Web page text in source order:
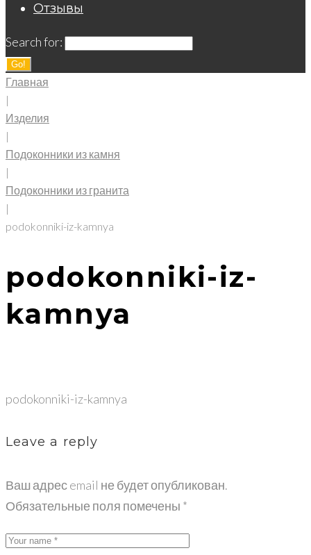
Отзывы
Search for:
Go!
Главная
|
Изделия
|
Подоконники из камня
|
Подоконники из гранита
|
podokonniki-iz-kamnya
podokonniki-iz-
kamnya
podokonniki-iz-kamnya
Leave a reply
Ваш адрес email не будет опубликован.
Обязательные поля помечены *